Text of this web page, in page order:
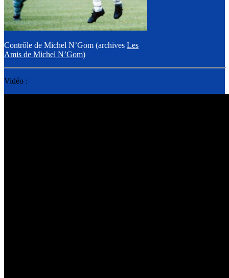
Contrôle de Michel N’Gom (archives Les
Amis de Michel N’Gom)
Vidéo :